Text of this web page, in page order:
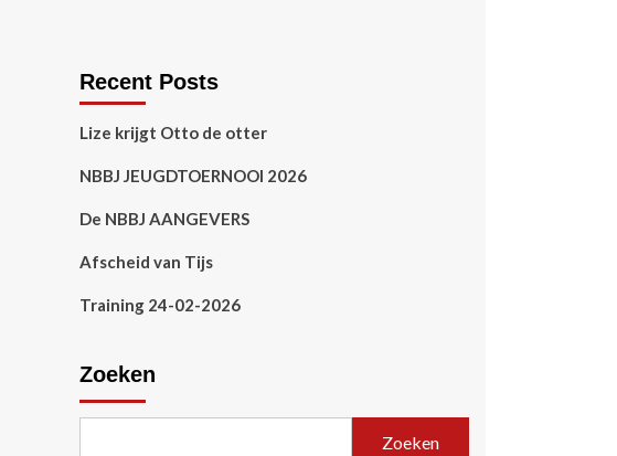
Recent Posts
Lize krijgt Otto de otter
NBBJ JEUGDTOERNOOI 2026
De NBBJ AANGEVERS
Afscheid van Tijs
Training 24-02-2026
Zoeken
Zoeken